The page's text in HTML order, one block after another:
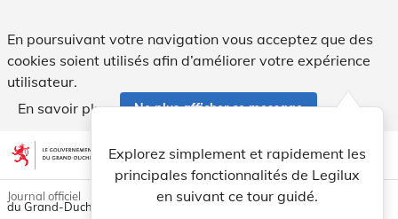
En poursuivant votre navigation vous acceptez que des
cookies soient utilisés afin d’améliorer votre expérience
utilisateur.
En savoir plus
Ne plus afficher ce message
Aller au contenu account_circle help Aide
Explorez simplement et rapidement les
principales fonctionnalités de Legilux
en suivant ce tour guidé.
light_mode dark_mode
Journal officiel
du Grand-Duché de Luxembourg